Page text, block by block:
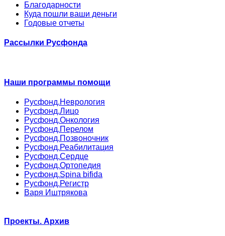
Благодарности
Куда пошли ваши деньги
Годовые отчеты
Рассылки Русфонда
Наши программы помощи
Русфонд.Неврология
Русфонд.Лицо
Русфонд.Онкология
Русфонд.Перелом
Русфонд.Позвоночник
Русфонд.Реабилитация
Русфонд.Сердце
Русфонд.Ортопедия
Русфонд.Spina bifida
Русфонд.Регистр
Варя Иштрякова
Проекты. Архив